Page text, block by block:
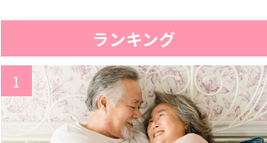
ランキング